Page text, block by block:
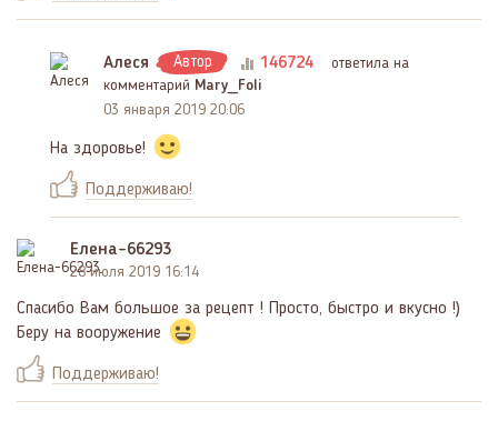
Алеся Автор 146724
ответила на
комментарий Mary_Foli
03 января 2019 20:06
На здоровье!
Поддерживаю!
Елена-66293
28 июля 2019 16:14
Спасибо Вам большое за рецепт ! Просто, быстро и вкусно !)
Беру на вооружение
Поддерживаю!